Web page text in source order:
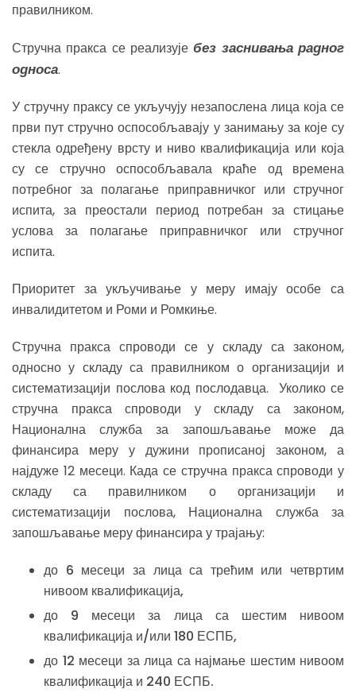
правилником.
Стручна пракса се реализује без заснивања радног
односа.
У стручну праксу се укључују незапослена лица која се
први пут стручно оспособљавају у занимању за које су
стекла одређену врсту и ниво квалификација или која
су се стручно оспособљавала краће од времена
потребног за полагање приправничког или стручног
испита, за преостали период потребан за стицање
услова за полагање приправничког или стручног
испита.
Приоритет за укључивање у меру имају особе са
инвалидитетом и Роми и Ромкиње.
Стручна пракса спроводи се у складу са законом,
односно у складу са правилником о организацији и
систематизацији послова код послодавца. Уколико се
стручна пракса спроводи у складу са законом,
Национална служба за запошљавање може да
финансира меру у дужини прописаној законом, а
најдуже 12 месеци. Када се стручна пракса спроводи у
складу са правилником о организацији и
систематизацији послова, Национална служба за
запошљавање меру финансира у трајању:
до 6 месеци за лица са трећим или четвртим
нивоом квалификација,
до 9 месеци за лица са шестим нивоом
квалификација и/или 180 ЕСПБ,
до 12 месеци за лица са најмање шестим нивоом
квалификација и 240 ЕСПБ.